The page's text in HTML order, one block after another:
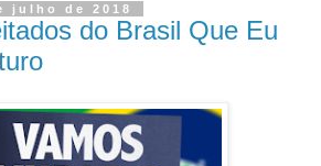
julho de 2018
do Brasil Que Eu